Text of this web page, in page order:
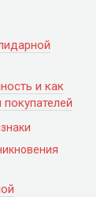
и как